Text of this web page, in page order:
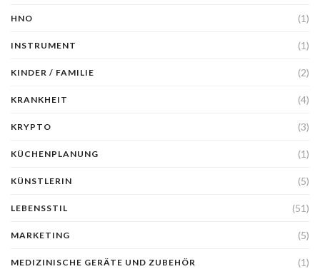
HNO (1)
INSTRUMENT (1)
KINDER / FAMILIE (2)
KRANKHEIT (4)
KRYPTO (3)
KÜCHENPLANUNG (1)
KÜNSTLERIN (5)
LEBENSSTIL (51)
MARKETING (5)
MEDIZINISCHE GERÄTE UND ZUBEHÖR (1)